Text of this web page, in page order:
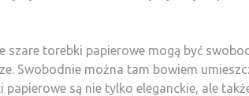
szare torebki papierowe mogą być
Swobodnie można tam bowiem
papierowe są nie tylko eleganckie, ale